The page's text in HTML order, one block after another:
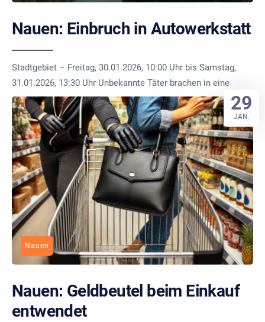
Nauen: Einbruch in Autowerkstatt
Stadtgebiet – Freitag, 30.01.2026, 10:00 Uhr bis Samstag,
31.01.2026, 13:30 Uhr Unbekannte Täter brachen in eine
Nauen
Nauen: Geldbeutel beim Einkauf
entwendet
29
JAN.